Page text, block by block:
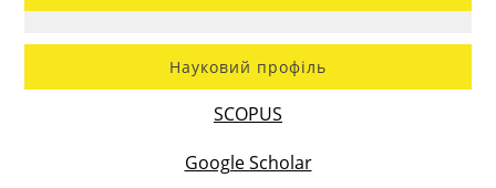
Науковий профіль
SCOPUS
Google Scholar